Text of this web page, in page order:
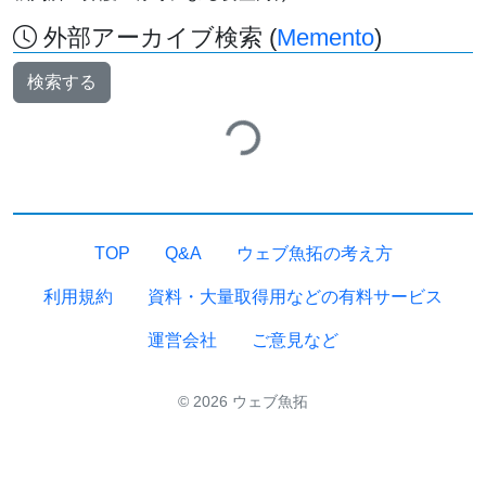
外部アーカイブ検索 (Memento)
検索する
Loading...
TOP Q&A ウェブ魚拓の考え方
利用規約 資料・大量取得用などの有料サービス
運営会社 ご意見など
© 2026 ウェブ魚拓